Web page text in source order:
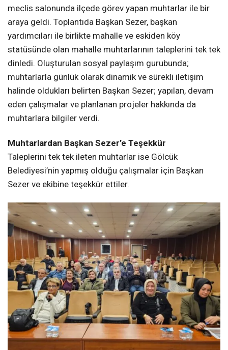
meclis salonunda ilçede görev yapan muhtarlar ile bir
araya geldi. Toplantıda Başkan Sezer, başkan
yardımcıları ile birlikte mahalle ve eskiden köy
statüsünde olan mahalle muhtarlarının taleplerini tek tek
dinledi. Oluşturulan sosyal paylaşım gurubunda;
muhtarlarla günlük olarak dinamik ve sürekli iletişim
halinde oldukları belirten Başkan Sezer; yapılan, devam
eden çalışmalar ve planlanan projeler hakkında da
muhtarlara bilgiler verdi.
Muhtarlardan Başkan Sezer’e Teşekkür
Taleplerini tek tek ileten muhtarlar ise Gölcük
Belediyesi’nin yapmış olduğu çalışmalar için Başkan
Sezer ve ekibine teşekkür ettiler.